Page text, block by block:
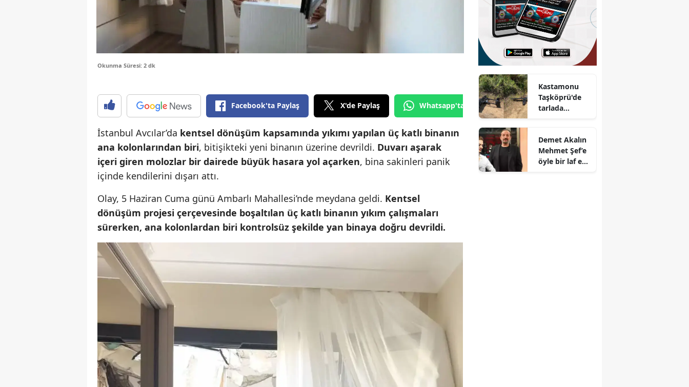
Elazığ
Gaziantep
Giresun
Gümüşhane
Hakkari
Isparta
Mersin
İzmir
Kars
Okunma Süresi: 2 dk
Facebook'ta Paylaş X'de Paylaş Whatsapp'tan Gönder
İstanbul Avcılar’da kentsel dönüşüm kapsamında yıkımı yapılan üç katlı binanın
ana kolonlarından biri, bitişikteki yeni binanın üzerine devrildi. Duvarı aşarak
içeri giren molozlar bir dairede büyük hasara yol açarken, bina sakinleri panik
içinde kendilerini dışarı attı.
Olay, 5 Haziran Cuma günü Ambarlı Mahallesi’nde meydana geldi. Kentsel
dönüşüm projesi çerçevesinde boşaltılan üç katlı binanın yıkım çalışmaları
sürerken, ana kolonlardan biri kontrolsüz şekilde yan binaya doğru devrildi.
Kastamonu
Taşköprü'de
tarlada
Demet Akalın
Mehmet Şef’e
öyle bir laf etti